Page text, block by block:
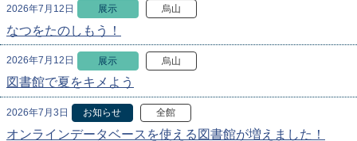
2026年7月12日 展示 烏山
なつをたのしもう！
2026年7月12日 展示 烏山
図書館で夏をキメよう
2026年7月3日 お知らせ 全館
オンラインデータベースを使える図書館が増えました！